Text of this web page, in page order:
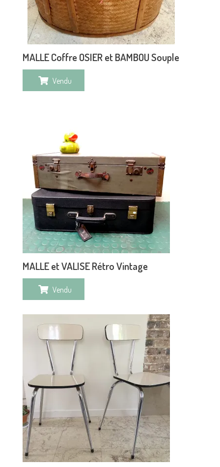
MALLE Coffre OSIER et BAMBOU Souple
Vendu
MALLE et VALISE Rétro Vintage
Vendu